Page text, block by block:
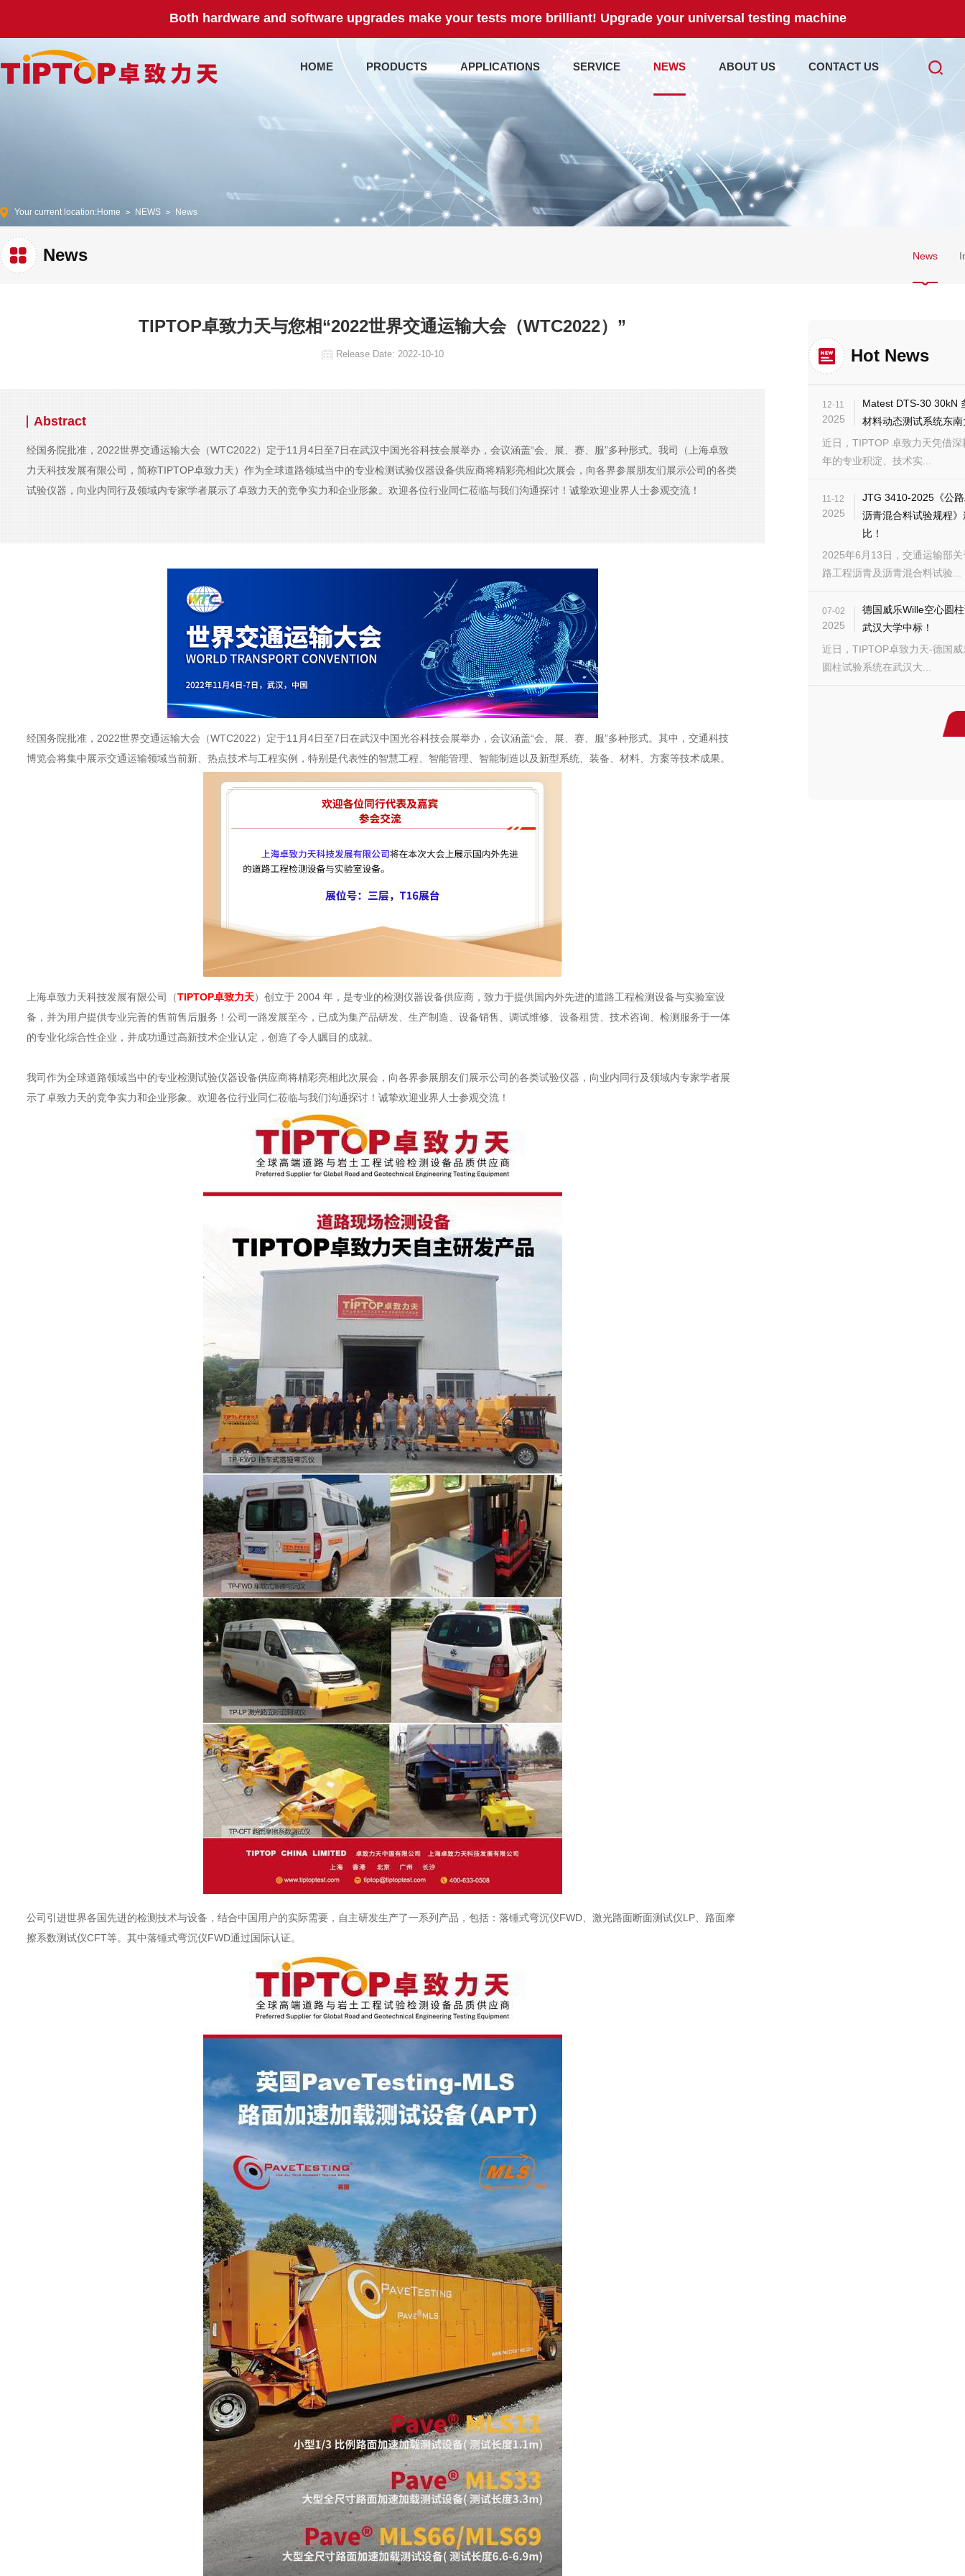
Both hardware and software upgrades make your tests more brilliant! Upgrade your universal testing machine
HOME PRODUCTS APPLICATIONS SERVICE NEWS ABOUT US CONTACT US
Your current location:Home NEWS News
News News
TIPTOP卓致力天与您相“2022世界交通运输大会（WTC2022）”
Release Date: 2022-10-10
Abstract
经国务院批准，2022世界交通运输大会（WTC2022）定于11月4日至7日在武汉中国光谷科技会展举办，会议涵盖“会、展、赛、服”多种形式。我司（上海卓致
力天科技发展有限公司，简称TIPTOP卓致力天）作为全球道路领域当中的专业检测试验仪器设备供应商将精彩亮相此次展会，向各界参展朋友们展示公司的各类
试验仪器，向业内同行及领域内专家学者展示了卓致力天的竞争实力和企业形象。欢迎各位行业同仁莅临与我们沟通探讨！诚挚欢迎业界人士参观交流！
经国务院批准，2022世界交通运输大会（WTC2022）定于11月4日至7日在武汉中国光谷科技会展举办，会议涵盖“会、展、赛、服”多种形式。其中，交通科技
博览会将集中展示交通运输领域当前新、热点技术与工程实例，特别是代表性的智慧工程、智能管理、智能制造以及新型系统、装备、材料、方案等技术成果。
上海卓致力天科技发展有限公司（TIPTOP卓致力天）创立于 2004 年，是专业的检测仪器设备供应商，致力于提供国内外先进的道路工程检测设备与实验室设
备，并为用户提供专业完善的售前售后服务！公司一路发展至今，已成为集产品研发、生产制造、设备销售、调试维修、设备租赁、技术咨询、检测服务于一体
的专业化综合性企业，并成功通过高新技术企业认定，创造了令人瞩目的成就。
我司作为全球道路领域当中的专业检测试验仪器设备供应商将精彩亮相此次展会，向各界参展朋友们展示公司的各类试验仪器，向业内同行及领域内专家学者展
示了卓致力天的竞争实力和企业形象。欢迎各位行业同仁莅临与我们沟通探讨！诚挚欢迎业界人士参观交流！
公司引进世界各国先进的检测技术与设备，结合中国用户的实际需要，自主研发生产了一系列产品，包括：落锤式弯沉仪FWD、激光路面断面测试仪LP、路面摩
擦系数测试仪CFT等。其中落锤式弯沉仪FWD通过国际认证。
Hot News
12-11
2025
Matest DTS-30 30kN
材料动态测试系统东
近日，TIPTOP 卓致力天凭借
年的专业积淀、技术实...
11-12
2025
JTG 3410-2025《公
沥青混合料试验规程
比！
2025年6月13日，交通运输部
路工程沥青及沥青混合料试验...
07-02
2025
德国威乐Wille空心圆
武汉大学中标！
近日，TIPTOP卓致力天-德国
圆柱试验系统在武汉大...